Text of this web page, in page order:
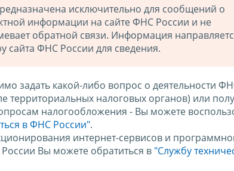
исключительно для сообщений о
информации на сайте ФНС России и не
обратной связи. Информация
сайта ФНС России для сведения.
задать какой-либо вопрос о деятельности
территориальных налоговых органов) или
налогообложения - Вы можете
в ФНС России".
интернет-сервисов и
Вы можете обратиться в "Службу